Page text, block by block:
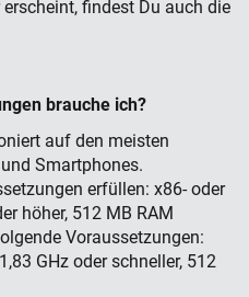
findest Du auch die
brauche ich?
auf den meisten
Smartphones.
erfüllen: x86- oder
höher, 512 MB RAM
Voraussetzungen:
GHz oder schneller, 512